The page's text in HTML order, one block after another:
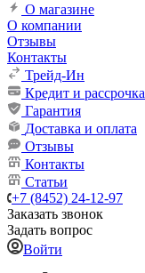
О магазине
О компании
Отзывы
Контакты
Трейд-Ин
Кредит и рассрочка
Гарантия
Доставка и оплата
Отзывы
Контакты
Статьи
+7 (8452) 24-12-97
Заказать звонок
Задать вопрос
Войти